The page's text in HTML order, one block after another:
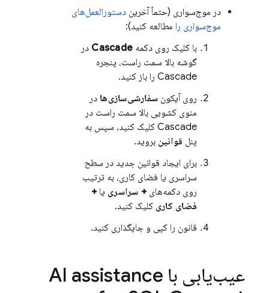
در موج‌سواری (حتماً آخرین دستورالعمل‌های
موج‌سواری را مطالعه کنید):
با کلیک روی دکمه Cascade در
گوشه بالا سمت راست، پنجره
Cascade را باز کنید.
روی آیکون سفارشی‌سازی‌ها در
منوی کشویی بالا سمت راست در
Cascade کلیک کنید، سپس به
پنل قوانین بروید.
برای ایجاد قوانین جدید در سطح
سراسری یا فضای کاری، به ترتیب
روی دکمه‌های+ سراسری یا+
فضای کاری کلیک کنید.
قانون را کپی و جایگذاری کنید.
عیب‌یابی با AI assistance